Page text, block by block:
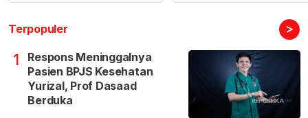
Terpopuler >
1
Respons Meninggalnya
Pasien BPJS Kesehatan
Yurizal, Prof Dasaad
Berduka